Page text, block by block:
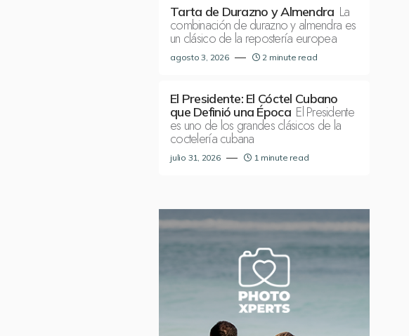
Tarta de Durazno y Almendra La
combinación de durazno y almendra es
un clásico de la repostería europea
agosto 3, 2026 2 minute read
El Presidente: El Cóctel Cubano
que Definió una Época El Presidente
es uno de los grandes clásicos de la
coctelería cubana
julio 31, 2026 1 minute read